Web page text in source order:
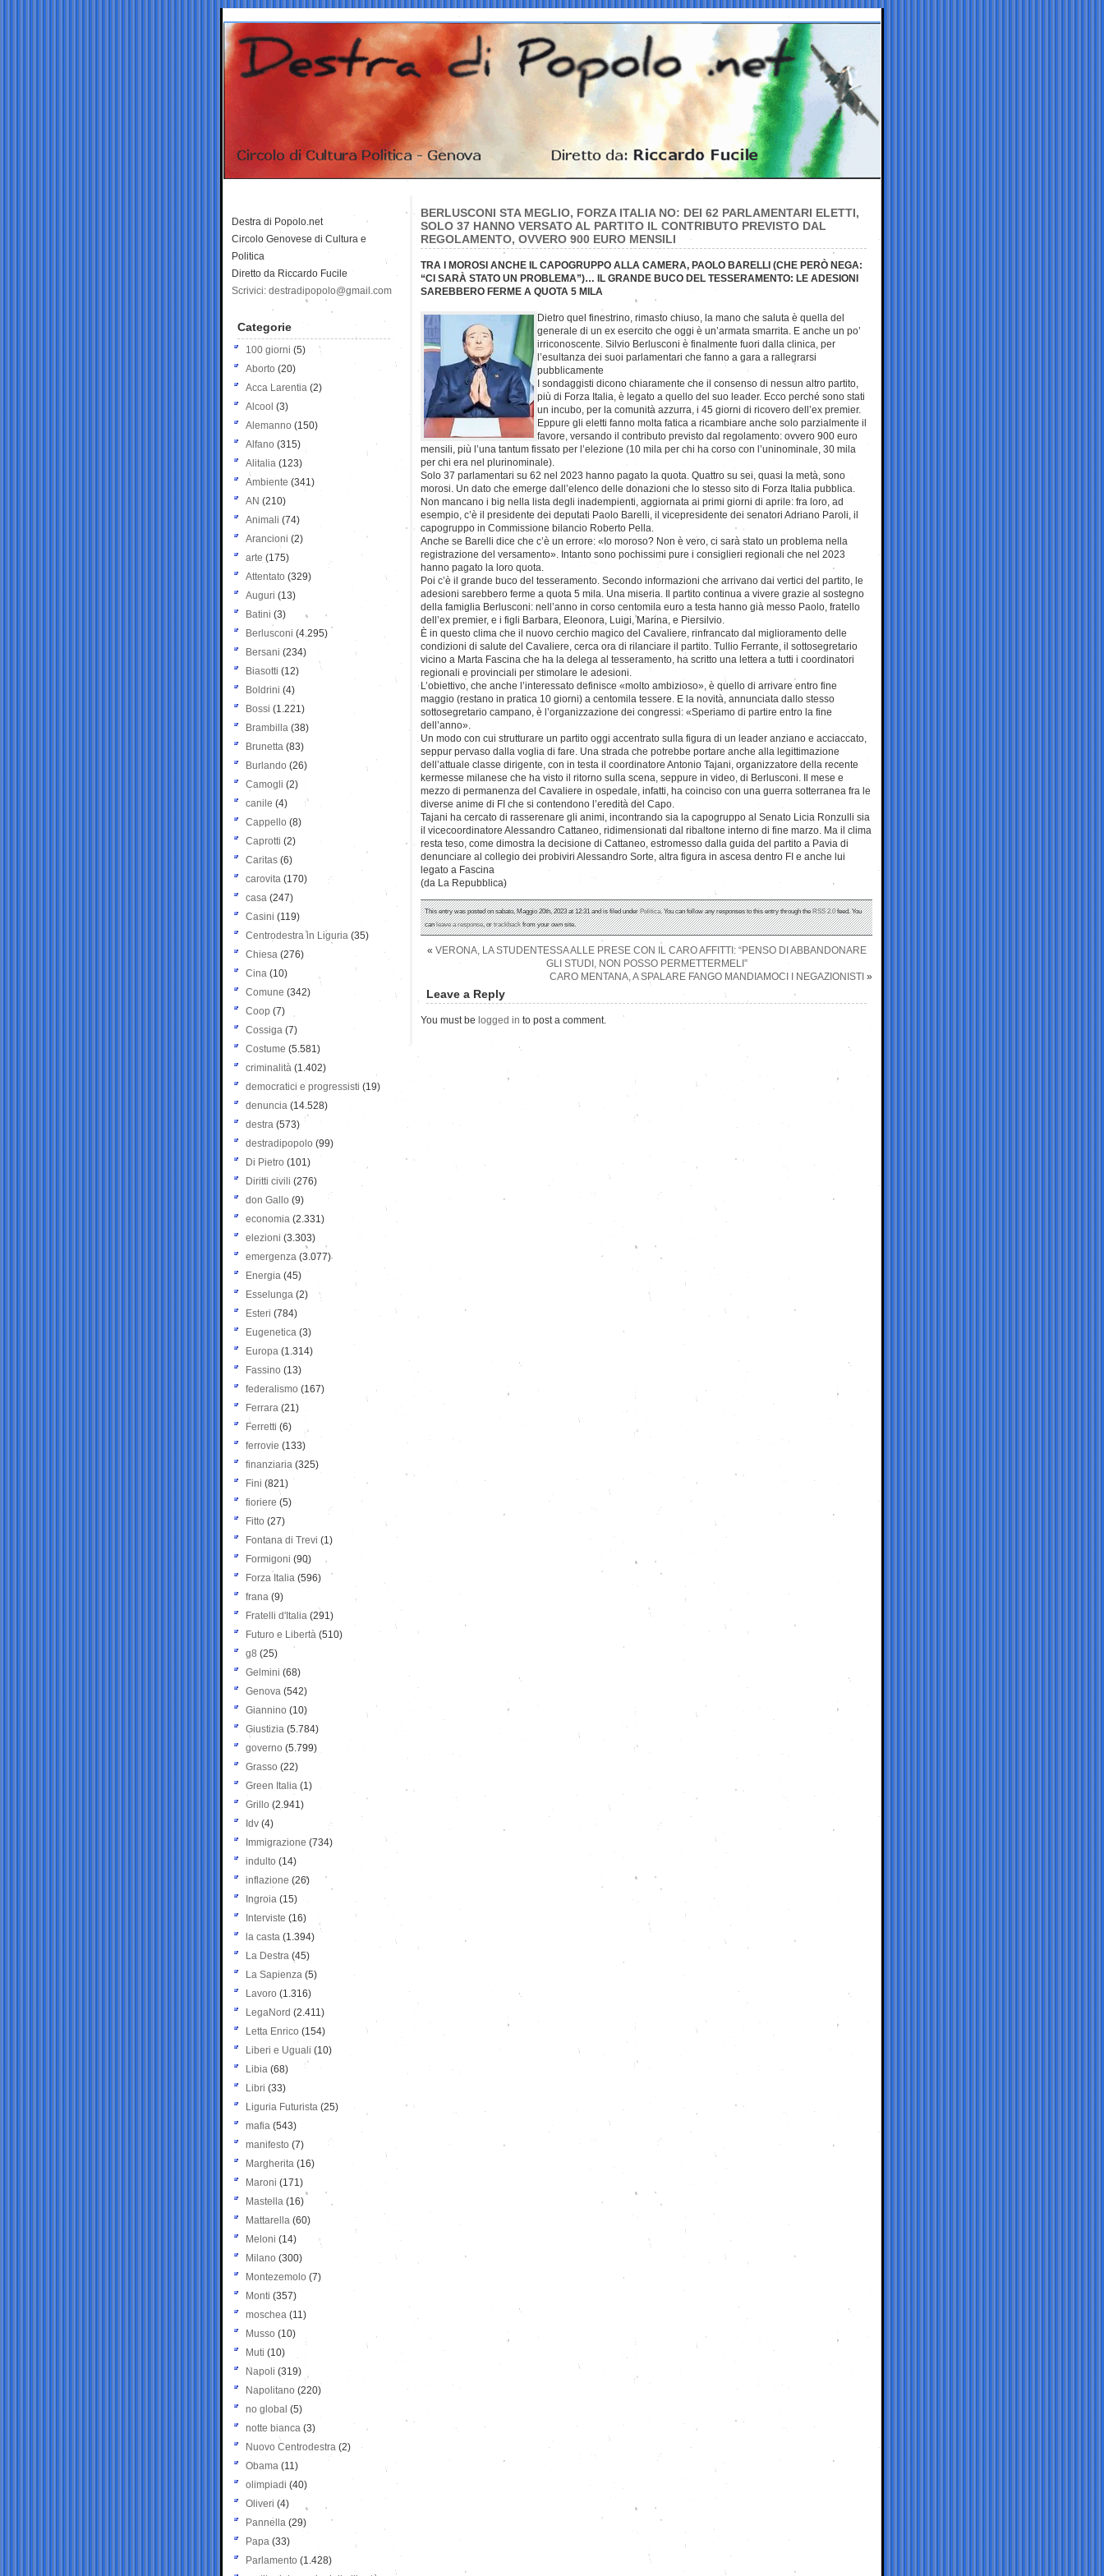
BERLUSCONI STA MEGLIO, FORZA ITALIA NO: DEI 62 PARLAMENTARI ELETTI,
SOLO 37 HANNO VERSATO AL PARTITO IL CONTRIBUTO PREVISTO DAL
REGOLAMENTO, OVVERO 900 EURO MENSILI
TRA I MOROSI ANCHE IL CAPOGRUPPO ALLA CAMERA, PAOLO BARELLI (CHE PERÒ NEGA:
“CI SARÀ STATO UN PROBLEMA”)… IL GRANDE BUCO DEL TESSERAMENTO: LE ADESIONI
SAREBBERO FERME A QUOTA 5 MILA
Dietro quel finestrino, rimasto chiuso, la mano che saluta è quella del
generale di un ex esercito che oggi è un’armata smarrita. E anche un po’
irriconoscente. Silvio Berlusconi è finalmente fuori dalla clinica, per
l’esultanza dei suoi parlamentari che fanno a gara a rallegrarsi
pubblicamente
I sondaggisti dicono chiaramente che il consenso di nessun altro partito,
più di Forza Italia, è legato a quello del suo leader. Ecco perché sono stati
un incubo, per la comunità azzurra, i 45 giorni di ricovero dell’ex premier.
Eppure gli eletti fanno molta fatica a ricambiare anche solo parzialmente il
favore, versando il contributo previsto dal regolamento: ovvero 900 euro
mensili, più l’una tantum fissato per l’elezione (10 mila per chi ha corso con l’uninominale, 30 mila
per chi era nel plurinominale).
Solo 37 parlamentari su 62 nel 2023 hanno pagato la quota. Quattro su sei, quasi la metà, sono
morosi. Un dato che emerge dall’elenco delle donazioni che lo stesso sito di Forza Italia pubblica.
Non mancano i big nella lista degli inadempienti, aggiornata ai primi giorni di aprile: fra loro, ad
esempio, c’è il presidente dei deputati Paolo Barelli, il vicepresidente dei senatori Adriano Paroli, il
capogruppo in Commissione bilancio Roberto Pella.
Anche se Barelli dice che c’è un errore: «Io moroso? Non è vero, ci sarà stato un problema nella
registrazione del versamento». Intanto sono pochissimi pure i consiglieri regionali che nel 2023
hanno pagato la loro quota.
Poi c’è il grande buco del tesseramento. Secondo informazioni che arrivano dai vertici del partito, le
adesioni sarebbero ferme a quota 5 mila. Una miseria. Il partito continua a vivere grazie al sostegno
della famiglia Berlusconi: nell’anno in corso centomila euro a testa hanno già messo Paolo, fratello
dell’ex premier, e i figli Barbara, Eleonora, Luigi, Marina, e Piersilvio.
È in questo clima che il nuovo cerchio magico del Cavaliere, rinfrancato dal miglioramento delle
condizioni di salute del Cavaliere, cerca ora di rilanciare il partito. Tullio Ferrante, il sottosegretario
vicino a Marta Fascina che ha la delega al tesseramento, ha scritto una lettera a tutti i coordinatori
regionali e provinciali per stimolare le adesioni.
L’obiettivo, che anche l’interessato definisce «molto ambizioso», è quello di arrivare entro fine
maggio (restano in pratica 10 giorni) a centomila tessere. E la novità, annunciata dallo stesso
sottosegretario campano, è l’organizzazione dei congressi: «Speriamo di partire entro la fine
dell’anno».
Un modo con cui strutturare un partito oggi accentrato sulla figura di un leader anziano e acciaccato,
seppur pervaso dalla voglia di fare. Una strada che potrebbe portare anche alla legittimazione
dell’attuale classe dirigente, con in testa il coordinatore Antonio Tajani, organizzatore della recente
kermesse milanese che ha visto il ritorno sulla scena, seppure in video, di Berlusconi. Il mese e
mezzo di permanenza del Cavaliere in ospedale, infatti, ha coinciso con una guerra sotterranea fra le
diverse anime di FI che si contendono l’eredità del Capo.
Tajani ha cercato di rasserenare gli animi, incontrando sia la capogruppo al Senato Licia Ronzulli sia
il vicecoordinatore Alessandro Cattaneo, ridimensionati dal ribaltone interno di fine marzo. Ma il clima
resta teso, come dimostra la decisione di Cattaneo, estromesso dalla guida del partito a Pavia di
denunciare al collegio dei probiviri Alessandro Sorte, altra figura in ascesa dentro FI e anche lui
legato a Fascina
(da La Repubblica)
This entry was posted on sabato, Maggio 20th, 2023 at 12:31 and is filed underPolitica. You can follow any responses to this entry through theRSS 2.0feed. You
canleave a response, ortrackbackfrom your own site.
« VERONA, LA STUDENTESSA ALLE PRESE CON IL CARO AFFITTI: “PENSO DI ABBANDONARE
GLI STUDI, NON POSSO PERMETTERMELI”
CARO MENTANA, A SPALARE FANGO MANDIAMOCI I NEGAZIONISTI »
Leave a Reply
You must be logged in to post a comment.
Destra di Popolo.net
Circolo Genovese di Cultura e
Politica
Diretto da Riccardo Fucile
Scrivici: destradipopolo@gmail.com
Categorie
100 giorni (5)
Aborto (20)
Acca Larentia (2)
Alcool (3)
Alemanno (150)
Alfano (315)
Alitalia (123)
Ambiente (341)
AN (210)
Animali (74)
Arancioni (2)
arte (175)
Attentato (329)
Auguri (13)
Batini (3)
Berlusconi (4.295)
Bersani (234)
Biasotti (12)
Boldrini (4)
Bossi (1.221)
Brambilla (38)
Brunetta (83)
Burlando (26)
Camogli (2)
canile (4)
Cappello (8)
Caprotti (2)
Caritas (6)
carovita (170)
casa (247)
Casini (119)
Centrodestra in Liguria (35)
Chiesa (276)
Cina (10)
Comune (342)
Coop (7)
Cossiga (7)
Costume (5.581)
criminalità (1.402)
democratici e progressisti (19)
denuncia (14.528)
destra (573)
destradipopolo (99)
Di Pietro (101)
Diritti civili (276)
don Gallo (9)
economia (2.331)
elezioni (3.303)
emergenza (3.077)
Energia (45)
Esselunga (2)
Esteri (784)
Eugenetica (3)
Europa (1.314)
Fassino (13)
federalismo (167)
Ferrara (21)
Ferretti (6)
ferrovie (133)
finanziaria (325)
Fini (821)
fioriere (5)
Fitto (27)
Fontana di Trevi (1)
Formigoni (90)
Forza Italia (596)
frana (9)
Fratelli d'Italia (291)
Futuro e Libertà (510)
g8 (25)
Gelmini (68)
Genova (542)
Giannino (10)
Giustizia (5.784)
governo (5.799)
Grasso (22)
Green Italia (1)
Grillo (2.941)
Idv (4)
Immigrazione (734)
indulto (14)
inflazione (26)
Ingroia (15)
Interviste (16)
la casta (1.394)
La Destra (45)
La Sapienza (5)
Lavoro (1.316)
LegaNord (2.411)
Letta Enrico (154)
Liberi e Uguali (10)
Libia (68)
Libri (33)
Liguria Futurista (25)
mafia (543)
manifesto (7)
Margherita (16)
Maroni (171)
Mastella (16)
Mattarella (60)
Meloni (14)
Milano (300)
Montezemolo (7)
Monti (357)
moschea (11)
Musso (10)
Muti (10)
Napoli (319)
Napolitano (220)
no global (5)
notte bianca (3)
Nuovo Centrodestra (2)
Obama (11)
olimpiadi (40)
Oliveri (4)
Pannella (29)
Papa (33)
Parlamento (1.428)